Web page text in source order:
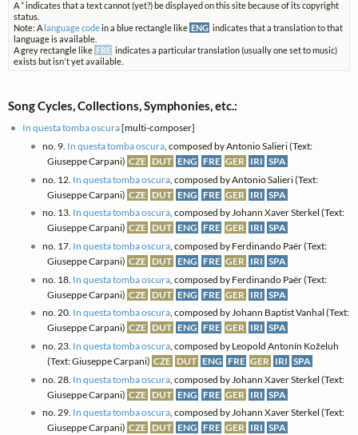
A*indicates that a text cannot (yet?) be displayed on this site because of its copyright
status.
Note: A language codein a blue rectangle like ENG indicates that a translation to that
language is available.
A grey rectangle like FRE indicates a particular translation (usually one set to music)
exists but isn't yet available.
Song Cycles, Collections, Symphonies, etc.:
In questa tomba oscura[multi-composer]
no. 9. In questa tomba oscura, composed by Antonio Salieri (Text:
Giuseppe Carpani) CZE DUT ENG FRE GER IRI SPA
no. 12. In questa tomba oscura, composed by Antonio Salieri (Text:
Giuseppe Carpani) CZE DUT ENG FRE GER IRI SPA
no. 13. In questa tomba oscura, composed by Johann Xaver Sterkel (Text:
Giuseppe Carpani) CZE DUT ENG FRE GER IRI SPA
no. 17. In questa tomba oscura, composed by Ferdinando Paër (Text:
Giuseppe Carpani) CZE DUT ENG FRE GER IRI SPA
no. 18. In questa tomba oscura, composed by Ferdinando Paër (Text:
Giuseppe Carpani) CZE DUT ENG FRE GER IRI SPA
no. 20. In questa tomba oscura, composed by Johann Baptist Vanhal (Text:
Giuseppe Carpani) CZE DUT ENG FRE GER IRI SPA
no. 23. In questa tomba oscura, composed by Leopold Antonín Koželuh
(Text: Giuseppe Carpani) CZE DUT ENG FRE GER IRI SPA
no. 28. In questa tomba oscura, composed by Johann Xaver Sterkel (Text:
Giuseppe Carpani) CZE DUT ENG FRE GER IRI SPA
no. 29. In questa tomba oscura, composed by Johann Xaver Sterkel (Text:
Giuseppe Carpani) CZE DUT ENG FRE GER IRI SPA